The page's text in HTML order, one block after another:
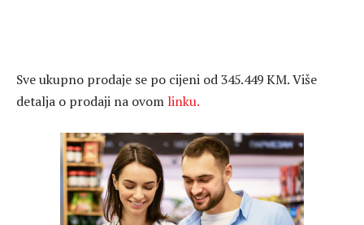
Sve ukupno prodaje se po cijeni od 345.449 KM. Više
detalja o prodaji na ovom linku.